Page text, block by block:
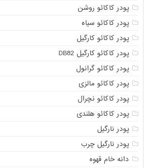
پودر کاکائو روشن
پودر کاکائو سیاه
پودر کاکائو کارگیل
پودر کاکائو کارگیل DB82
پودر کاکائو گرانول
پودر کاکائو مالزی
پودر کاکائو نچرال
پودر کاکائو هلندی
پودر نارگیل
پودر نارگیل چرب
دانه خام قهوه